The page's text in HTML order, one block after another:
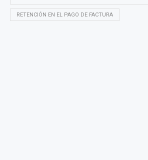
RETENCIÓN EN EL PAGO DE FACTURA